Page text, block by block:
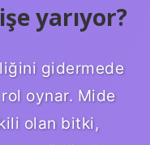
yarıyor?
gidermede
oynar. Mide
olan bitki,